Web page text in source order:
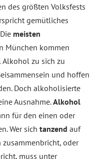
des größten Volksfests
gemütliches
meisten
München kommen
zu sich zu
und hoffen
Doch alkoholisierte
Ausnahme.Alkohol
für den einen oder
Wer sich tanzend auf
oder
muss unter